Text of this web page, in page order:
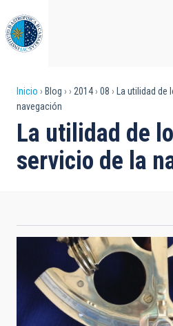
al
contenido
principal
Sobrescribir
enlaces
de
ayuda
navegación
Inicio Blog 2014 08
La utilidad
navegación
La utilidad de
servicio de la
Sextante. Foto: